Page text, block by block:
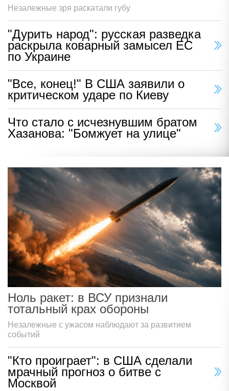
Незалежные зря раскатали губу
"Дурить народ": русская разведка
раскрыла коварный замысел ЕС
по Украине
"Все, конец!" В США заявили о
критическом ударе по Киеву
Что стало с исчезнувшим братом
Хазанова: "Бомжует на улице"
Ноль ракет: в ВСУ признали
тотальный крах обороны
Незалежные с ужасом наблюдают за развитием
событий
"Кто проиграет": в США сделали
мрачный прогноз о битве с
Москвой